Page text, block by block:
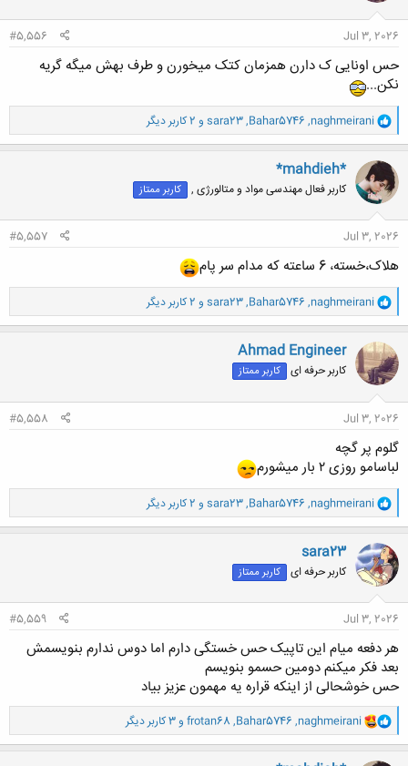
:
Jul 3, 2026
#5,556
حس اونایی ک دارن همزمان کتک میخورن و طرف بهش میگه گریه
نکن...
و
ا
ک
ن
ش
ه
ا
naghmeirani
,
Bahar5746
,
sara23 و 2 کاربر دیگر
*mahdieh*
کاربر فعال مهندسی مواد و متالورژی , کاربر ممتاز
Jul 3, 2026
#5,557
هلاک،خسته، 6 ساعته که مدام سر پام
و
ا
ک
ن
ش
ه
ا
naghmeirani
,
Bahar5746
,
sara23 و 2 کاربر دیگر
Ahmad Engineer
کاربر حرفه ای کاربر ممتاز
Jul 3, 2026
#5,558
گلوم پر گچه
لباسامو روزی ۲ بار میشورم
و
ا
ک
ن
ش
ه
ا
naghmeirani
,
Bahar5746
,
sara23 و 2 کاربر دیگر
sara23
کاربر حرفه ای کاربر ممتاز
Jul 3, 2026
#5,559
هر دفعه میام این تاپیک حس خستگی دارم اما دوس ندارم بنویسمش
بعد فکر میکنم دومین حسمو بنویسم
حس خوشحالی از اینکه قراره یه مهمون عزیز بیاد
و
ا
ک
ن
naghmeirani
,
Bahar5746
,
frotan68 و 3 کاربر دیگر